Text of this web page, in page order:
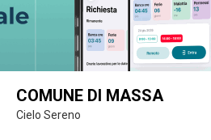
COMUNE DI MASSA
Cielo Sereno